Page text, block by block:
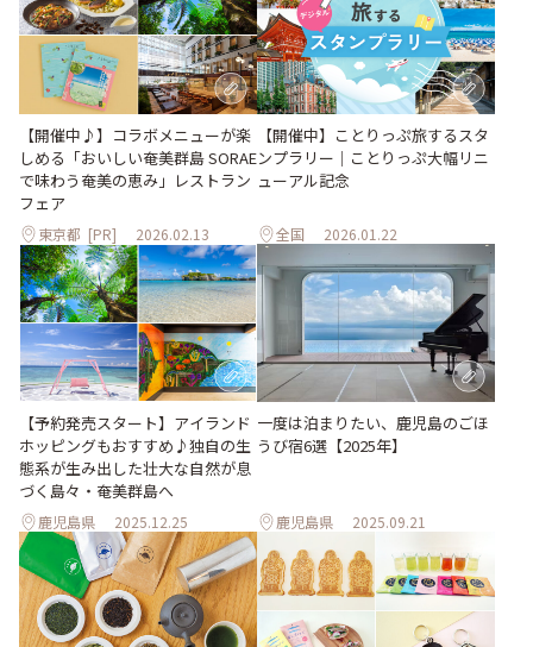
【開催中♪】コラボメニューが楽
しめる「おいしい奄美群島 SORAE
で味わう奄美の恵み」レストラン
フェア
東京都 [PR] 2026.02.13
【開催中】ことりっぷ旅するスタ
ンプラリー｜ことりっぷ大幅リニ
ューアル記念
全国 2026.01.22
【予約発売スタート】アイランド
ホッピングもおすすめ♪独自の生
態系が生み出した壮大な自然が息
づく島々・奄美群島へ
鹿児島県 2025.12.25
一度は泊まりたい、鹿児島のごほ
うび宿6選【2025年】
鹿児島県 2025.09.21